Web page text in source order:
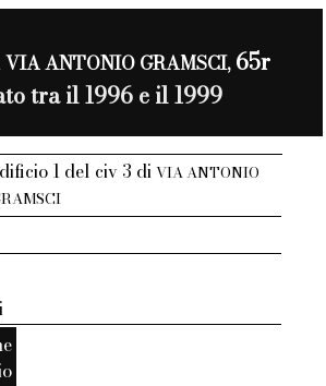
VIA ANTONIO GRAMSCI,65r
tra il 1996 e il 1999
1 del civ 3 diVIA ANTONIO